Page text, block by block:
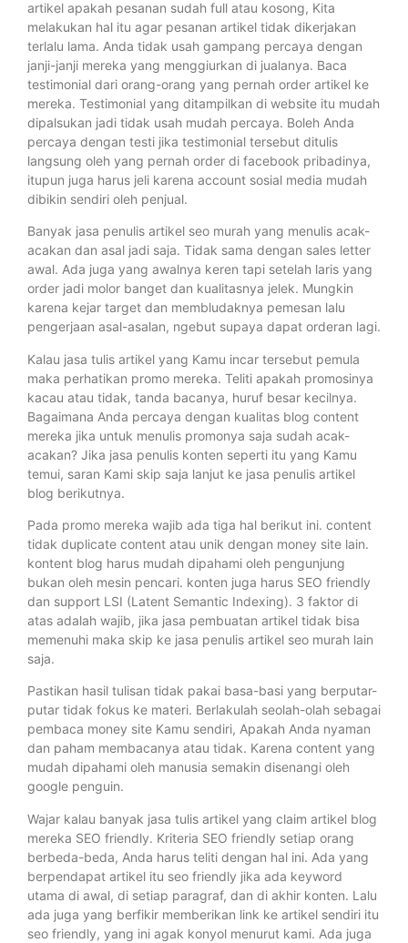
artikel apakah pesanan sudah full atau kosong, Kita
melakukan hal itu agar pesanan artikel tidak dikerjakan
terlalu lama. Anda tidak usah gampang percaya dengan
janji-janji mereka yang menggiurkan di jualanya. Baca
testimonial dari orang-orang yang pernah order artikel ke
mereka. Testimonial yang ditampilkan di website itu mudah
dipalsukan jadi tidak usah mudah percaya. Boleh Anda
percaya dengan testi jika testimonial tersebut ditulis
langsung oleh yang pernah order di facebook pribadinya,
itupun juga harus jeli karena account sosial media mudah
dibikin sendiri oleh penjual.
Banyak jasa penulis artikel seo murah yang menulis acak-
acakan dan asal jadi saja. Tidak sama dengan sales letter
awal. Ada juga yang awalnya keren tapi setelah laris yang
order jadi molor banget dan kualitasnya jelek. Mungkin
karena kejar target dan membludaknya pemesan lalu
pengerjaan asal-asalan, ngebut supaya dapat orderan lagi.
Kalau jasa tulis artikel yang Kamu incar tersebut pemula
maka perhatikan promo mereka. Teliti apakah promosinya
kacau atau tidak, tanda bacanya, huruf besar kecilnya.
Bagaimana Anda percaya dengan kualitas blog content
mereka jika untuk menulis promonya saja sudah acak-
acakan? Jika jasa penulis konten seperti itu yang Kamu
temui, saran Kami skip saja lanjut ke jasa penulis artikel
blog berikutnya.
Pada promo mereka wajib ada tiga hal berikut ini. content
tidak duplicate content atau unik dengan money site lain.
kontent blog harus mudah dipahami oleh pengunjung
bukan oleh mesin pencari. konten juga harus SEO friendly
dan support LSI (Latent Semantic Indexing). 3 faktor di
atas adalah wajib, jika jasa pembuatan artikel tidak bisa
memenuhi maka skip ke jasa penulis artikel seo murah lain
saja.
Pastikan hasil tulisan tidak pakai basa-basi yang berputar-
putar tidak fokus ke materi. Berlakulah seolah-olah sebagai
pembaca money site Kamu sendiri, Apakah Anda nyaman
dan paham membacanya atau tidak. Karena content yang
mudah dipahami oleh manusia semakin disenangi oleh
google penguin.
Wajar kalau banyak jasa tulis artikel yang claim artikel blog
mereka SEO friendly. Kriteria SEO friendly setiap orang
berbeda-beda, Anda harus teliti dengan hal ini. Ada yang
berpendapat artikel itu seo friendly jika ada keyword
utama di awal, di setiap paragraf, dan di akhir konten. Lalu
ada juga yang berfikir memberikan link ke artikel sendiri itu
seo friendly, yang ini agak konyol menurut kami. Ada juga